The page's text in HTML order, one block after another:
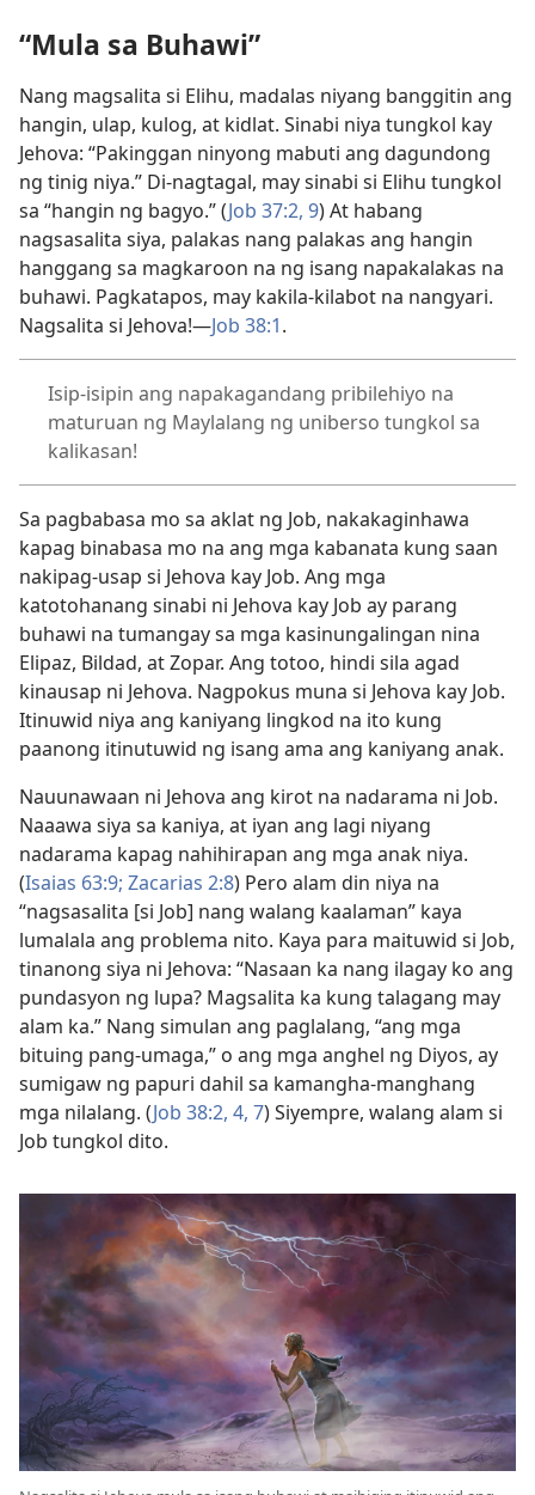
“Mula sa Buhawi”
Nang magsalita si Elihu, madalas niyang banggitin ang
hangin, ulap, kulog, at kidlat. Sinabi niya tungkol kay
Jehova: “Pakinggan ninyong mabuti ang dagundong
ng tinig niya.” Di-nagtagal, may sinabi si Elihu tungkol
sa “hangin ng bagyo.” (Job 37:2, 9) At habang
nagsasalita siya, palakas nang palakas ang hangin
hanggang sa magkaroon na ng isang napakalakas na
buhawi. Pagkatapos, may kakila-kilabot na nangyari.
Nagsalita si Jehova!—Job 38:1.
Isip-isipin ang napakagandang pribilehiyo na
maturuan ng Maylalang ng uniberso tungkol sa
kalikasan!
Sa pagbabasa mo sa aklat ng Job, nakakaginhawa
kapag binabasa mo na ang mga kabanata kung saan
nakipag-usap si Jehova kay Job. Ang mga
katotohanang sinabi ni Jehova kay Job ay parang
buhawi na tumangay sa mga kasinungalingan nina
Elipaz, Bildad, at Zopar. Ang totoo, hindi sila agad
kinausap ni Jehova. Nagpokus muna si Jehova kay Job.
Itinuwid niya ang kaniyang lingkod na ito kung
paanong itinutuwid ng isang ama ang kaniyang anak.
Nauunawaan ni Jehova ang kirot na nadarama ni Job.
Naaawa siya sa kaniya, at iyan ang lagi niyang
nadarama kapag nahihirapan ang mga anak niya.
(Isaias 63:9; Zacarias 2:8) Pero alam din niya na
“nagsasalita [si Job] nang walang kaalaman” kaya
lumalala ang problema nito. Kaya para maituwid si Job,
tinanong siya ni Jehova: “Nasaan ka nang ilagay ko ang
pundasyon ng lupa? Magsalita ka kung talagang may
alam ka.” Nang simulan ang paglalang, “ang mga
bituing pang-umaga,” o ang mga anghel ng Diyos, ay
sumigaw ng papuri dahil sa kamangha-manghang
mga nilalang. (Job 38:2, 4, 7) Siyempre, walang alam si
Job tungkol dito.